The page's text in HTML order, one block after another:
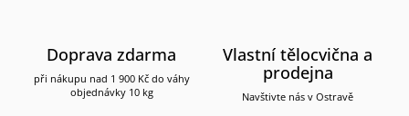
Doprava zdarma
při nákupu nad 1 900 Kč do váhy
objednávky 10 kg
Vlastní tělocvična a
prodejna
Navštivte nás v Ostravě